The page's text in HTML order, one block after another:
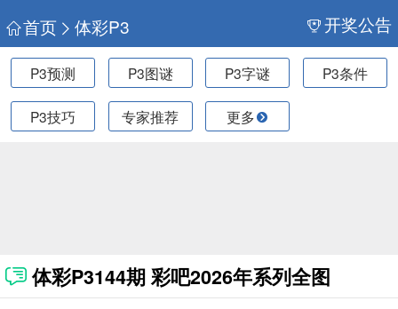
首页 体彩P3 开奖公告
P3预测 P3图谜 P3字谜 P3条件
P3技巧 专家推荐 更多
体彩P3144期 彩吧2026年系列全图